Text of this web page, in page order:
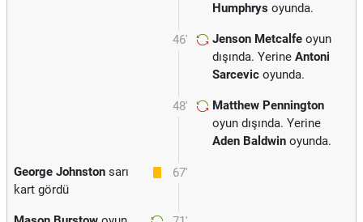
Humphrys oyunda.
46' Jenson Metcalfe oyun
dışında. Yerine Antoni
Sarcevic oyunda.
48'
Matthew Pennington
oyun dışında. Yerine
Aden Baldwin oyunda.
67'
George Johnston sarı
kart gördü